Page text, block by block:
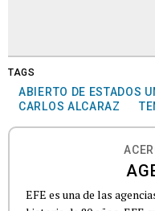
TAGS
ABIERTO DE ESTADOS
CARLOS ALCARAZ
EFE es una de las